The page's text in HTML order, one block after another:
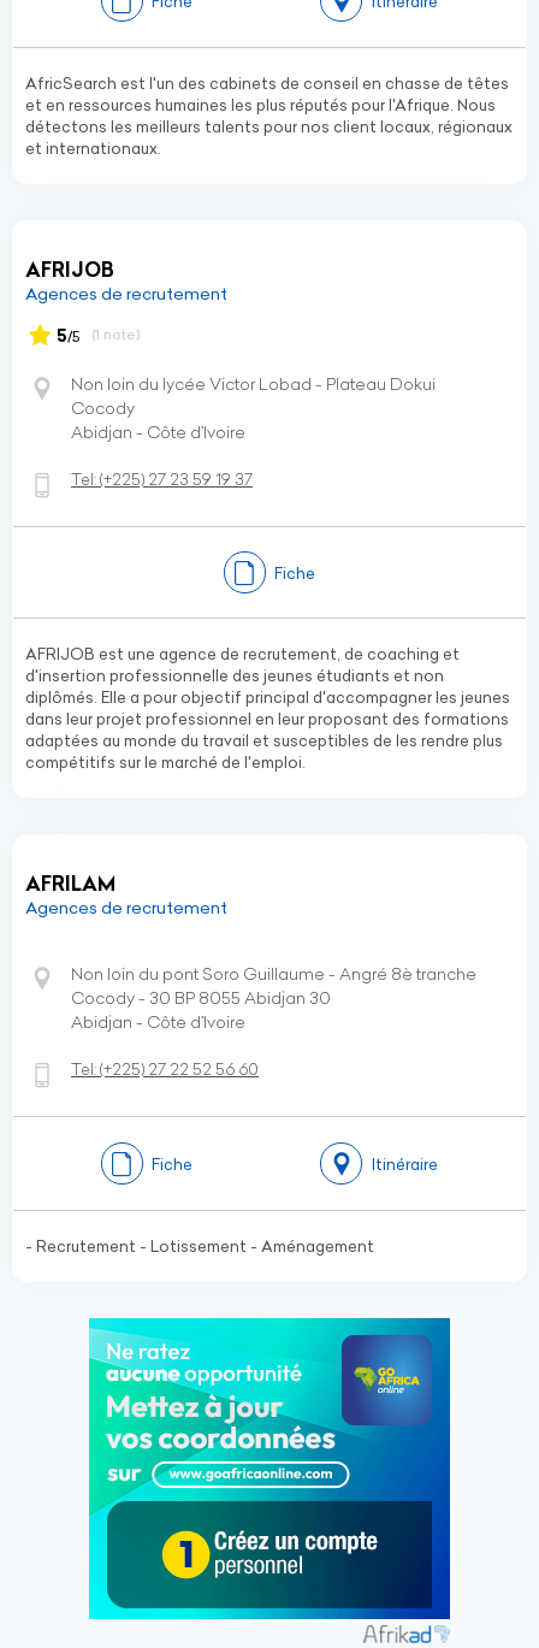
AfricSearch est l'un des cabinets de conseil en chasse de têtes
et en ressources humaines les plus réputés pour l'Afrique. Nous
détectons les meilleurs talents pour nos client locaux, régionaux
et internationaux.
AFRIJOB
Agences de recrutement
5/5 (1 note)
Non loin du lycée Victor Lobad - Plateau Dokui
Cocody
Abidjan - Côte d’Ivoire
Tel:(+225) 27 23 59 19 37
Fiche
AFRIJOB est une agence de recrutement, de coaching et
d'insertion professionnelle des jeunes étudiants et non
diplômés. Elle a pour objectif principal d'accompagner les jeunes
dans leur projet professionnel en leur proposant des formations
adaptées au monde du travail et susceptibles de les rendre plus
compétitifs sur le marché de l'emploi.
AFRILAM
Agences de recrutement
Non loin du pont Soro Guillaume - Angré 8è tranche
Cocody - 30 BP 8055 Abidjan 30
Abidjan - Côte d’Ivoire
Tel:(+225) 27 22 52 56 60
Fiche Itinéraire
- Recrutement - Lotissement - Aménagement